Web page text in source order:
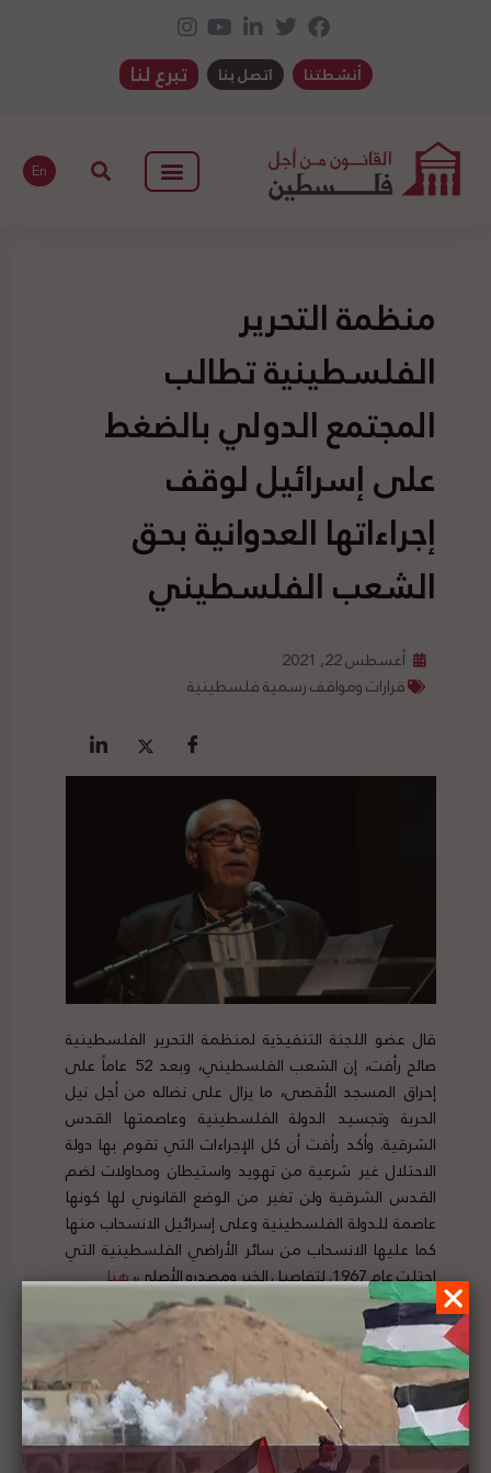
أنشطتنا اتصل بنا تبرع لنا
En
منظمة التحرير
الفلسطينية تطالب
المجتمع الدولي بالضغط
على إسرائيل لوقف
إجراءاتها العدوانية بحق
الشعب الفلسطيني
أغسطس 22, 2021
قرارات ومواقف رسمية فلسطينية
قال عضو اللجنة التنفيذية لمنظمة التحرير الفلسطينية
صالح رأفت، إن الشعب الفلسطيني، وبعد 52 عاماً على
إحراق المسجد الأقصى، ما يزال على نضاله من أجل نيل
الحرية وتجسيد الدولة الفلسطينية وعاصمتها القدس
الشرقية. وأكد رأفت أن كل الإجراءات التي تقوم بها دولة
الاحتلال غير شرعية من تهويد واستيطان ومحاولات لضم
القدس الشرقية ولن تغير من الوضع القانوني لها كونها
عاصمة للدولة الفلسطينية وعلى إسرائيل الانسحاب منها
كما عليها الانسحاب من سائر الأراضي الفلسطينية التي
احتلت عام 1967. لتفاصيل الخبر ومصدره الأصلي
،هنا
سلطة المياه الفلسطينية تستنكر التخفيض
الإسرائيلي لكميات المياه الواصلة لمحافظة الخليل